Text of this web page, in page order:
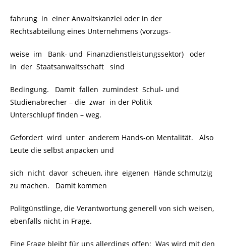
fahrung in einer Anwaltskanzlei oder in der
Rechtsabteilung eines Unternehmens (vorzugs-
weise im Bank- und Finanzdienstleistungssektor) oder
in der Staatsanwaltsschaft sind
Bedingung. Damit fallen zumindest Schul- und
Studienabrecher – die zwar in der Politik
Unterschlupf finden – weg.
Gefordert wird unter anderem Hands-on Mentalität. Also
Leute die selbst anpacken und
sich nicht davor scheuen, ihre eigenen Hände schmutzig
zu machen. Damit kommen
Politgünstlinge, die Verantwortung generell von sich weisen,
ebenfalls nicht in Frage.
Eine Frage bleibt für uns allerdings offen: Was wird mit den